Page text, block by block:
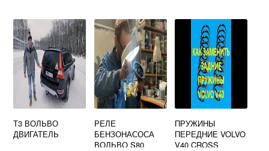
Т3 ВОЛЬВО
ДВИГАТЕЛЬ
РЕЛЕ
БЕНЗОНАСОСА
ВОЛЬВО S80
ПРУЖИНЫ
ПЕРЕДНИЕ VOLVO
V40 CROSS